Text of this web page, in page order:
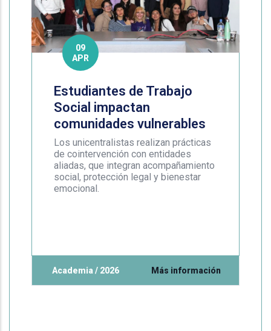
09
APR
Estudiantes de Trabajo
Social impactan
comunidades vulnerables
Los unicentralistas realizan prácticas
de cointervención con entidades
aliadas, que integran acompañamiento
social, protección legal y bienestar
emocional.
Academia / 2026 Más información